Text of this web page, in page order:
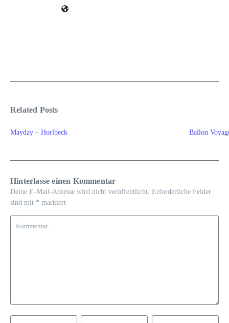
Related Posts
Mayday – Horlbeck Ballon
Hinterlasse einen Kommentar
Deine E-Mail-Adresse wird nicht veröffentlicht. Erforderliche Felder
sind mit * markiert